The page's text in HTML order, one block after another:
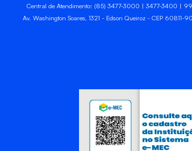
Central de Atendimento: (85) 3477-3000 | 3477-3400 |
Av. Washington Soares, 1321 - Edson Queiroz - CEP 60811-